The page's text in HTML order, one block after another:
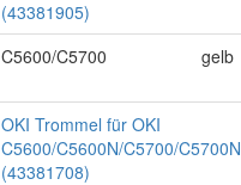
(43381905)
C5600/C5700
gelb
OKI Trommel für OKI
C5600/C5600N/C5700/
(43381708)